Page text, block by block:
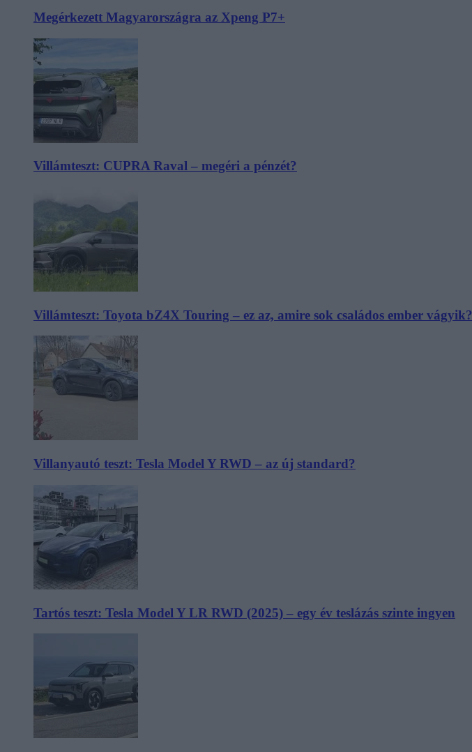
Megérkezett Magyarországra az Xpeng P7+
Villámteszt: CUPRA Raval – megéri a pénzét?
Villámteszt: Toyota bZ4X Touring – ez az, amire sok családos ember vágyik?
Villanyautó teszt: Tesla Model Y RWD – az új standard?
Tartós teszt: Tesla Model Y LR RWD (2025) – egy év teslázás szinte ingyen